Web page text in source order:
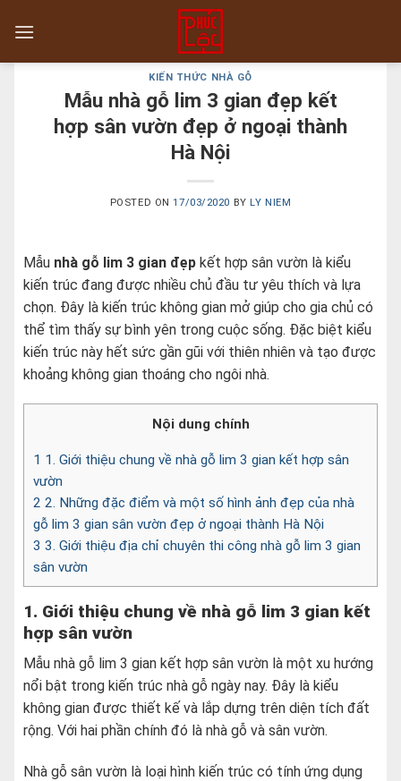
KIẾN THỨC NHÀ GỖ
Mẫu nhà gỗ lim 3 gian đẹp kết
hợp sân vườn đẹp ở ngoại thành
Hà Nội
POSTED ON17/03/2020 BY LY NIEM
Mẫu nhà gỗ lim 3 gian đẹp kết hợp sân vườn là kiểu
kiến trúc đang được nhiều chủ đầu tư yêu thích và lựa
chọn. Đây là kiến trúc không gian mở giúp cho gia chủ có
thể tìm thấy sự bình yên trong cuộc sống. Đặc biệt kiểu
kiến trúc này hết sức gần gũi với thiên nhiên và tạo được
khoảng không gian thoáng cho ngôi nhà.
Nội dung chính
1 1. Giới thiệu chung về nhà gỗ lim 3 gian kết hợp sân
vườn
2 2. Những đặc điểm và một số hình ảnh đẹp của nhà
gỗ lim 3 gian sân vườn đẹp ở ngoại thành Hà Nội
3 3. Giới thiệu địa chỉ chuyên thi công nhà gỗ lim 3 gian
sân vườn
1. Giới thiệu chung về nhà gỗ lim 3 gian kết
hợp sân vườn
Mẫu nhà gỗ lim 3 gian kết hợp sân vườn là một xu hướng
nổi bật trong kiến trúc nhà gỗ ngày nay. Đây là kiểu
không gian được thiết kế và lắp dựng trên diện tích đất
rộng. Với hai phần chính đó là nhà gỗ và sân vườn.
Nhà gỗ sân vườn là loại hình kiến trúc có tính ứng dụng